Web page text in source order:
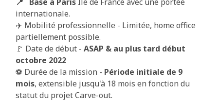
internationale.
✈️ Mobilité professionnelle - Limitée, home office
partiellement possible.
🚩 Date de début - ASAP & au plus tard début
octobre 2022
⚽ Durée de la mission - Période initiale de 9
mois, extensible jusqu'à 18 mois en fonction du
statut du projet Carve-out.